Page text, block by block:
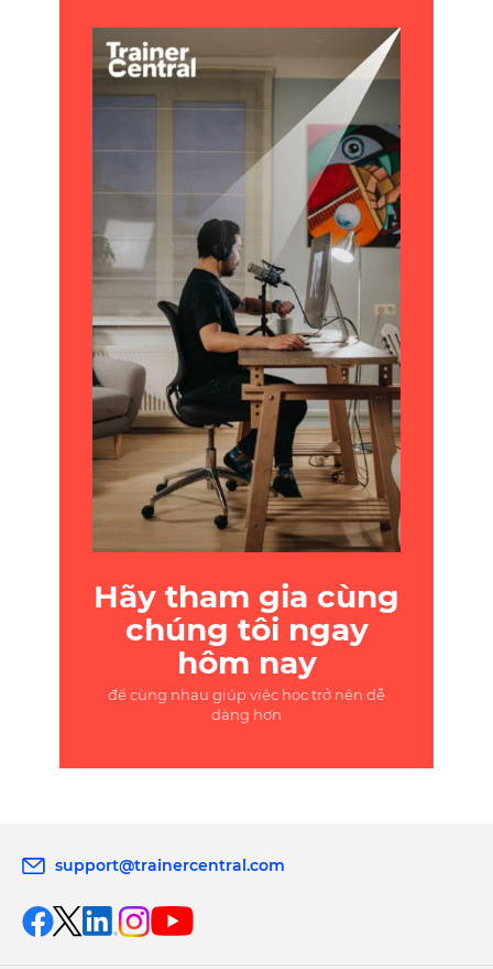
Hãy tham gia cùng
chúng tôi ngay
hôm nay
để cùng nhau giúp việc học trở nên dễ
dàng hơn
support@trainercentral.com